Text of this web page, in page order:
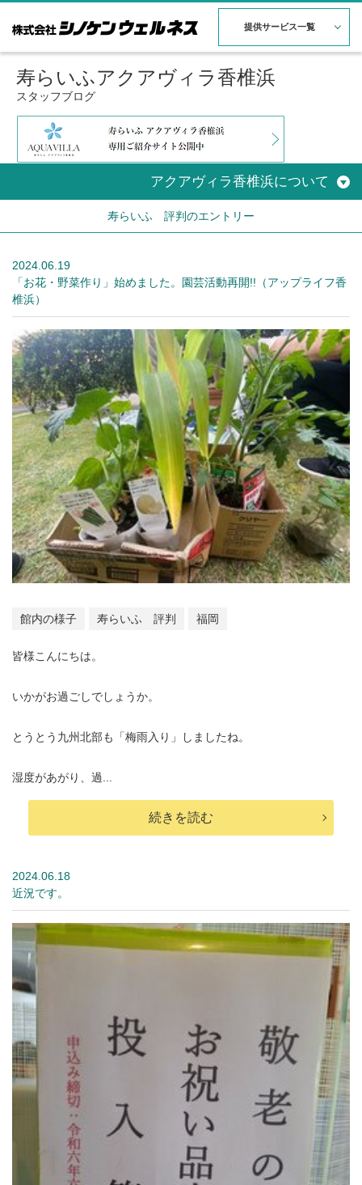
提供サービス一覧
寿らいふアクアヴィラ香椎浜
スタッフブログ
アクアヴィラ香椎浜について
寿らいふ 評判のエントリー
2024.06.19
「お花・野菜作り」始めました。園芸活動再開!!（アップライフ香
椎浜）
館内の様子 寿らいふ 評判 福岡
皆様こんにちは。
いかがお過ごしでしょうか。
とうとう九州北部も「梅雨入り」しましたね。
湿度があがり、過...
続きを読む
2024.06.18
近況です。